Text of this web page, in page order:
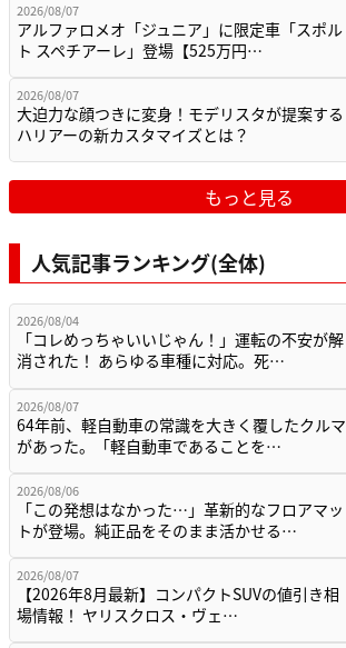
2026/08/07
アルファロメオ「ジュニア」に限定車「スポル
ト スペチアーレ」登場【525万円…
2026/08/07
大迫力な顔つきに変身！モデリスタが提案する
ハリアーの新カスタマイズとは？
もっと見る
人気記事ランキング(全体)
2026/08/04
「コレめっちゃいいじゃん！」運転の不安が解
消された！ あらゆる車種に対応。死…
2026/08/07
64年前、軽自動車の常識を大きく覆したクルマ
があった。「軽自動車であることを…
2026/08/06
「この発想はなかった…」革新的なフロアマッ
トが登場。純正品をそのまま活かせる…
2026/08/07
【2026年8月最新】コンパクトSUVの値引き相
場情報！ ヤリスクロス・ヴェ…